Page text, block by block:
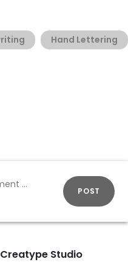
Hand Lettering
POST
Studio